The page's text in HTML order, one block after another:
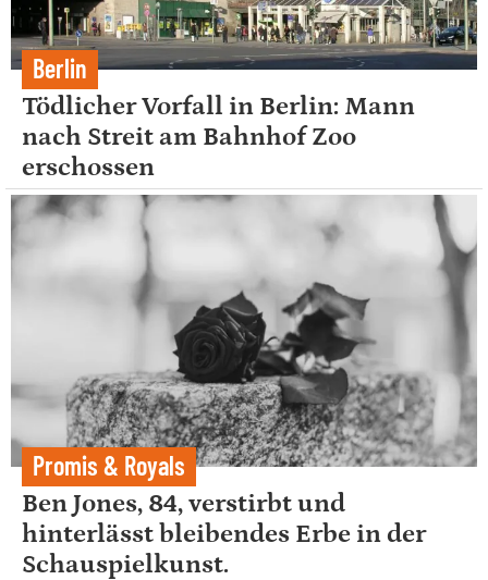
Berlin
Tödlicher Vorfall in Berlin: Mann
nach Streit am Bahnhof Zoo
erschossen
Promis & Royals
Ben Jones, 84, verstirbt und
hinterlässt bleibendes Erbe in der
Schauspielkunst.